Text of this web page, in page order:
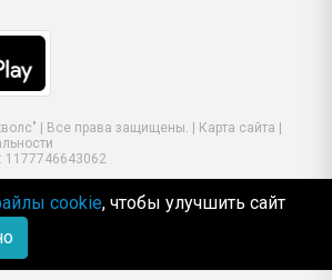
| Все права защищены. | Карта сайта
1177746643062
cookie, чтобы улучшить сайт